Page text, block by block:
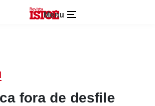
Menu
fora de desfile